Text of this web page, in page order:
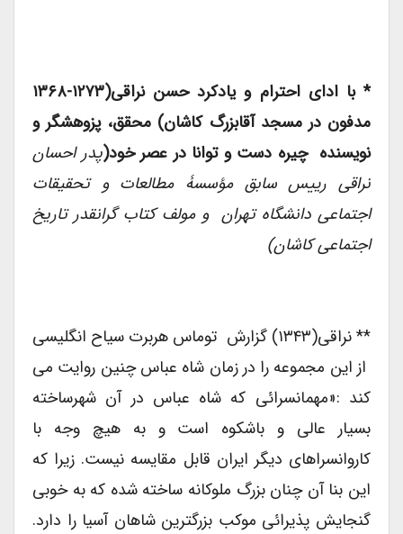
* با ادای احترام و یادکرد حسن نراقی(۱۲۷۳-۱۳۶۸
مدفون در مسجد آقابزرگ کاشان) محقق، پزوهشگر و
نویسنده چیره دست و توانا در عصر خود(پدر احسان
نراقی رییس سابقمؤسسۀ مطالعات و تحقیقات
اجتماعی دانشگاه تهرانو مولف کتاب گرانقدر تاریخ
اجتماعی کاشان)
** نراقی(۱۳۴۳) گزارش توماس هربرت سیاح انگلیسی
از این مجموعه را در زمان شاه عباس چنین روایت می
کند :«مهمانسرائی که شاه عباس در آن شهرساخته
بسیار عالی و باشکوه است و به هیچ وجه با
کاروانسراهای دیگر ایران قابل مقایسه نیست. زیرا که
این بنا آن چنان بزرگ ملوکانه ساخته شده که به خوبی
گنجایش پذیرائی موکب بزرگترین شاهان آسیا را دارد.